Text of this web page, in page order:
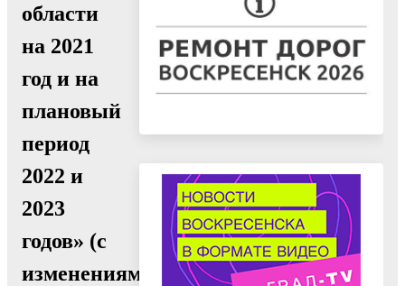
области
на 2021
год и на
плановый
период
2022 и
2023
годов» (с
изменениями